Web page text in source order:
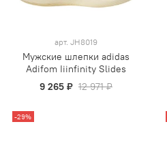
арт. JH8019
Мужские шлепки adidas
Adifom Iiinfinity Slides
9 265 ₽ 12 971 ₽
-29%